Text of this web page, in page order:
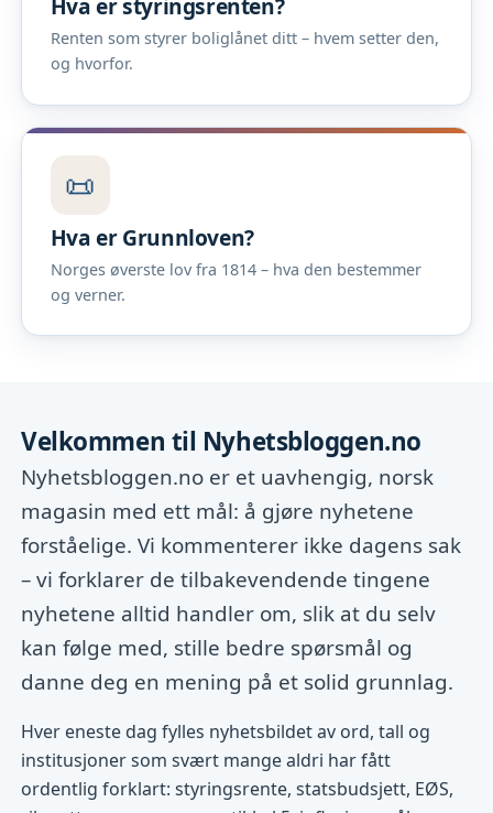
Hva er styringsrenten?
Renten som styrer boliglånet ditt – hvem setter den,
og hvorfor.
📜
Hva er Grunnloven?
Norges øverste lov fra 1814 – hva den bestemmer
og verner.
Velkommen til Nyhetsbloggen.no
Nyhetsbloggen.no er et uavhengig, norsk
magasin med ett mål: å gjøre nyhetene
forståelige. Vi kommenterer ikke dagens sak
– vi forklarer de tilbakevendende tingene
nyhetene alltid handler om, slik at du selv
kan følge med, stille bedre spørsmål og
danne deg en mening på et solid grunnlag.
Hver eneste dag fylles nyhetsbildet av ord, tall og
institusjoner som svært mange aldri har fått
ordentlig forklart: styringsrente, statsbudsjett, EØS,